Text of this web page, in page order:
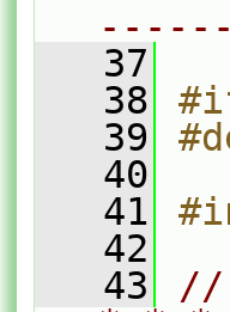
   37
   38
   39
   40
   41
   42
   43
//